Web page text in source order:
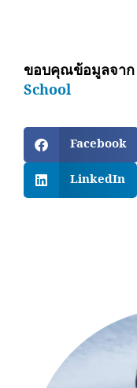
ขอบคุณข้อมูลจาก
School
Facebook
LinkedIn